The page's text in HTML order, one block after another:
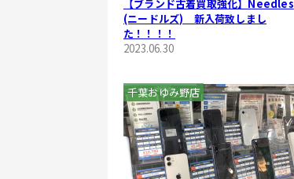
【ブランド古着買取強化】Needles
(ニードルズ) 新入荷致しまし
た！！！！
2023.06.30
千葉おゆみ野店